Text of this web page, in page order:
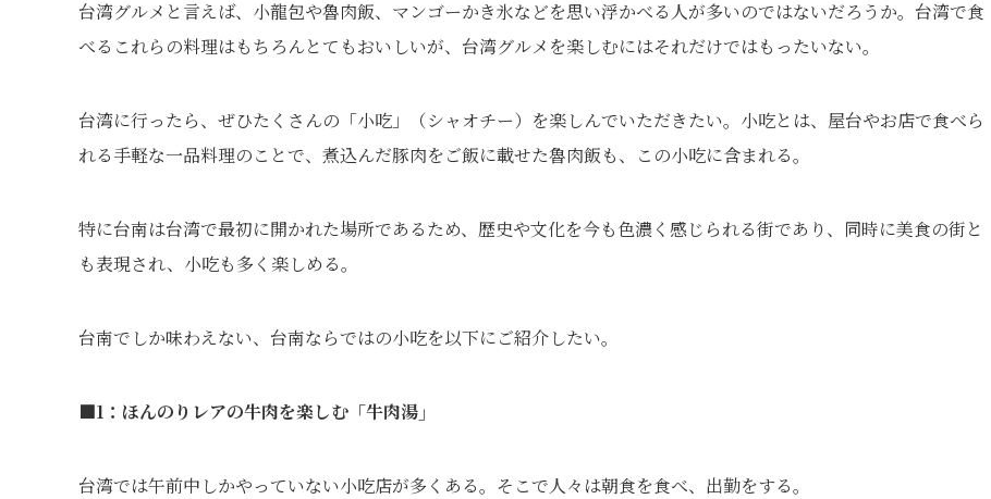
台湾グルメと言えば、小龍包や魯肉飯、マンゴーかき氷などを思い浮かべる人が多いのではないだろうか。台湾で食
べるこれらの料理はもちろんとてもおいしいが、台湾グルメを楽しむにはそれだけではもったいない。
台湾に行ったら、ぜひたくさんの「小吃」（シャオチー）を楽しんでいただきたい。小吃とは、屋台やお店で食べら
れる手軽な一品料理のことで、煮込んだ豚肉をご飯に載せた魯肉飯も、この小吃に含まれる。
特に台南は台湾で最初に開かれた場所であるため、歴史や文化を今も色濃く感じられる街であり、同時に美食の街と
も表現され、小吃も多く楽しめる。
台南でしか味わえない、台南ならではの小吃を以下にご紹介したい。
■1：ほんのりレアの牛肉を楽しむ「牛肉湯」
台湾では午前中しかやっていない小吃店が多くある。そこで人々は朝食を食べ、出勤をする。